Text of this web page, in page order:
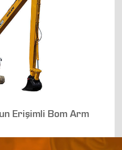
Erişimli Bom Arm